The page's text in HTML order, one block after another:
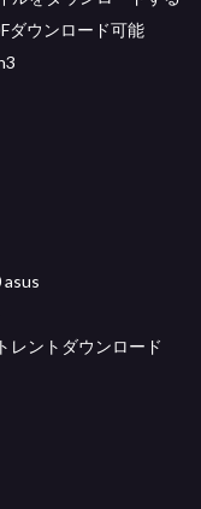
ダウンロード可能
レントダウンロード